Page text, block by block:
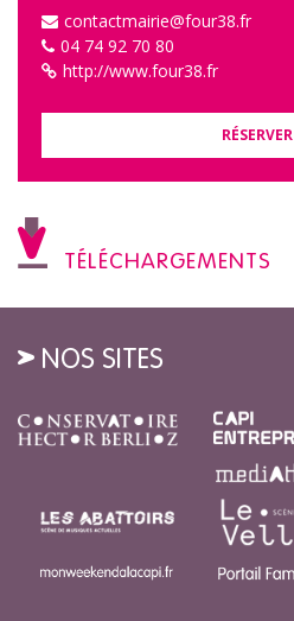
contactmairie@four38.fr
04 74 92 70 80
http://www.four38.fr
RÉSERVER
TÉLÉCHARGEMENTS
NOS SITES